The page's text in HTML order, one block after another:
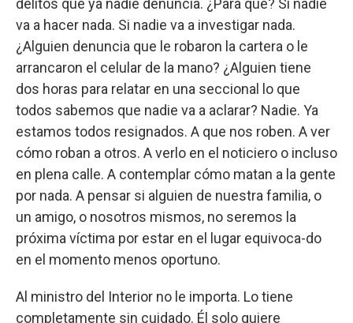
delitos que ya nadie denuncia. ¿Para qué? Si nadie
va a hacer nada. Si nadie va a investigar nada.
¿Alguien denuncia que le robaron la cartera o le
arrancaron el celular de la mano? ¿Alguien tiene
dos horas para relatar en una seccional lo que
todos sabemos que nadie va a aclarar? Nadie. Ya
estamos todos resignados. A que nos roben. A ver
cómo roban a otros. A verlo en el noticiero o incluso
en plena calle. A contemplar cómo matan a la gente
por nada. A pensar si alguien de nuestra familia, o
un amigo, o nosotros mismos, no seremos la
próxima víctima por estar en el lugar equivoca-do
en el momento menos oportuno.
Al ministro del Interior no le importa. Lo tiene
completamente sin cuidado. Él solo quiere